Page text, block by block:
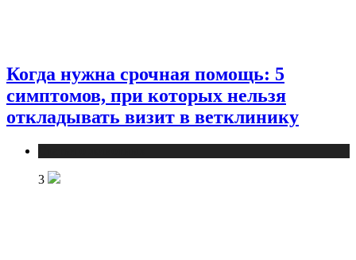
Когда нужна срочная помощь: 5
симптомов, при которых нельзя
откладывать визит в ветклинику
3